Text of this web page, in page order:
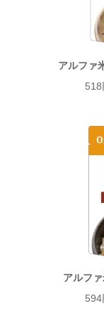
アルフ
518
アルフ
594